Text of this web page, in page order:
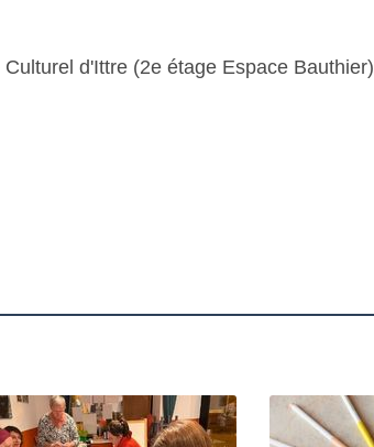
d'Ittre (2e étage Espace